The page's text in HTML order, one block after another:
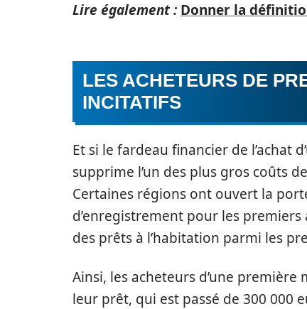
Lire également : Donner la
LES ACHETEURS DE
INCITATIFS
Et si le fardeau financier de l’achat
supprime l’un des plus gros coûts
Certaines régions ont ouvert la
d’enregistrement pour les
des prêts à l’habitation parmi les
Ainsi, les acheteurs d’une
leur prêt, qui est passé de 300 000